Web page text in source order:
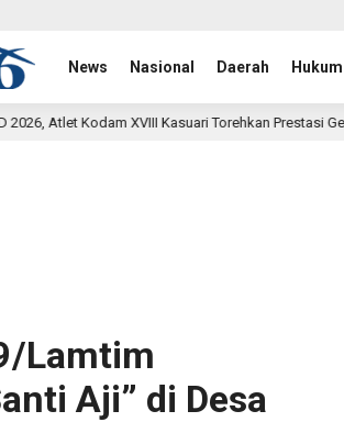
News Nasional Daerah Hukum
Torehkan Prestasi Gemilang 8 jam lalu
Lamtim
Aji” di Desa